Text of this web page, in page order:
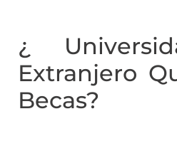
¿
Extranjero
Becas?